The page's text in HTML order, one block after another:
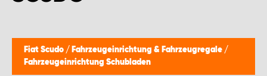
Fiat Scudo / Fahrzeugeinrichtung & Fahrzeugregale /
Fahrzeugeinrichtung Schubladen